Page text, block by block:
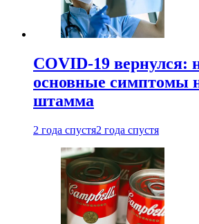
COVID-19 вернулся:
основные симптомы
штамма
2 года спустя2 года спустя